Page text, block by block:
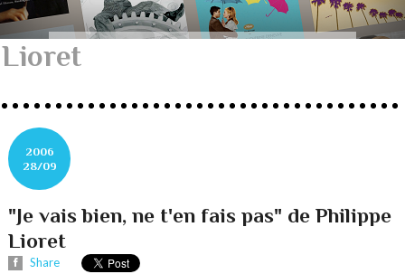
Lioret
2006
28/09
"Je vais bien, ne t'en fais pas" de Philippe
Lioret
Share